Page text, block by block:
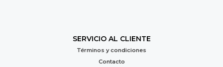
SERVICIO AL CLIENTE
Términos y condiciones
Contacto